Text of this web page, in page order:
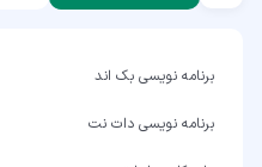
برنامه نویسی بک اند
برنامه نویسی دات نت